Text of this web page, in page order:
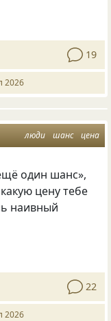
19
2026
люди шанс цена
один шанс»,
цену тебе
наивный
22
2026